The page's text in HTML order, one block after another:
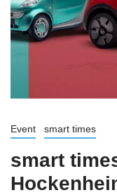
Event smart times
smart